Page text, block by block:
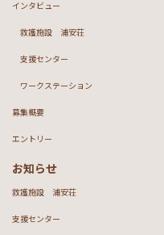
インタビュー
救護施設 浦安荘
支援センター
ワークステーション
募集概要
エントリー
お知らせ
救護施設 浦安荘
支援センター